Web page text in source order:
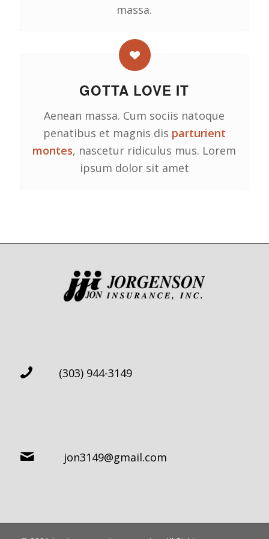
massa.
GOTTA LOVE IT
Aenean massa. Cum sociis natoque
penatibus et magnis dis parturient
montes, nascetur ridiculus mus. Lorem
ipsum dolor sit amet
(303) 944-3149
jon3149@gmail.com